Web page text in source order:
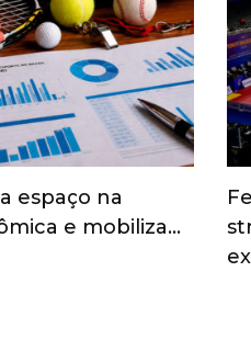
espaço na
e mobiliza…